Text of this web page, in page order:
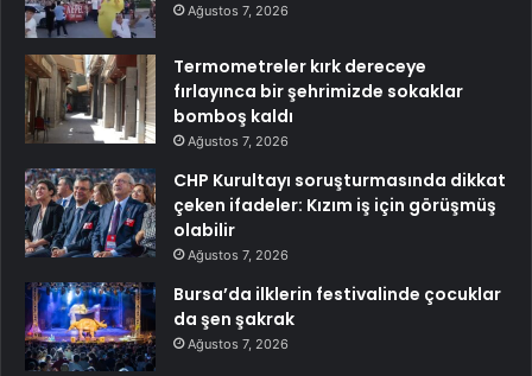
Ağustos 7, 2026
Termometreler kırk dereceye
fırlayınca bir şehrimizde sokaklar
bomboş kaldı
Ağustos 7, 2026
CHP Kurultayı soruşturmasında dikkat
çeken ifadeler: Kızım iş için görüşmüş
olabilir
Ağustos 7, 2026
Bursa’da ilklerin festivalinde çocuklar
da şen şakrak
Ağustos 7, 2026